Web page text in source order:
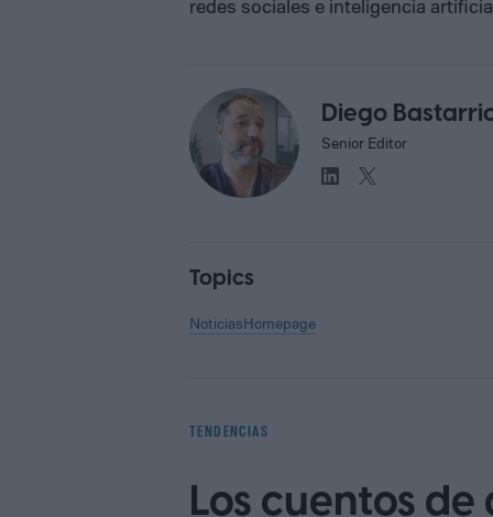
redes sociales e inteligencia
Diego
Senior Editor
Topics
NoticiasHomepage
TENDENCIAS
Los cuentos